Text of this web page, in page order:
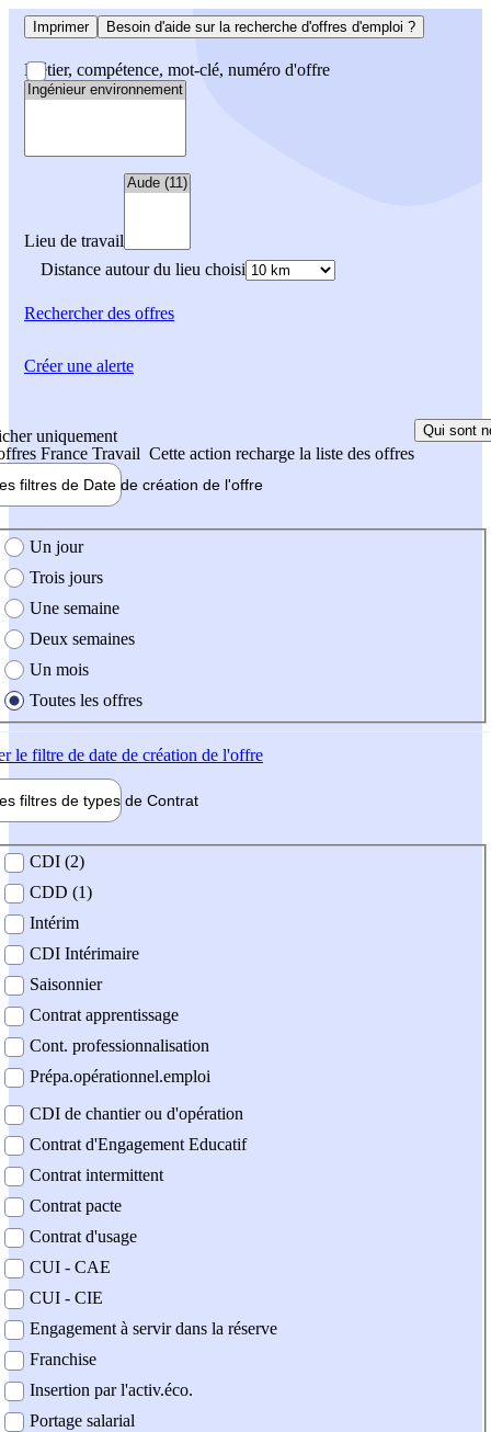
Imprimer Besoin d'aide sur la recherche d'offres d'emploi ?
Métier, compétence, mot-clé, numéro d'offre
Lieu de travail
Distance autour du lieu choisi
Rechercherdes offres
uniquement
France Travail Cette action recharge la liste des offres
Qui sont
filtres de Date de création de l'offre
création de l'offre
Un jour
Trois jours
Une semaine
Deux semaines
Un mois
Toutes les offres
le filtre de date de création de l'offre
filtres de types de Contrat
contrat
CDI (2)
CDD (1)
Intérim
CDI Intérimaire
Saisonnier
Contrat apprentissage
Cont. professionnalisation
Prépa.opérationnel.emploi
CDI de chantier ou d'opération
Contrat d'Engagement Educatif
Contrat intermittent
Contrat pacte
Contrat d'usage
CUI - CAE
CUI - CIE
Engagement à servir dans la réserve
Franchise
Insertion par l'activ.éco.
Portage salarial
Créer une alerte